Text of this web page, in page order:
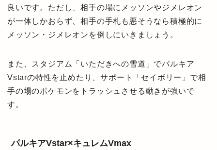
良いです。ただし、相手の場にメッソンやジメレオン
が一体しかおらず、相手の手札も悪そうなら積極的に
メッソン・ジメレオンを倒しにいきましょう。
また、スタジアム「いただきへの雪道」でパルキア
Vstarの特性を止めたり、サポート「セイボリー」で相
手の場のポケモンをトラッシュさせる動きが強いで
す。
パルキアVstar×キュレムVmax